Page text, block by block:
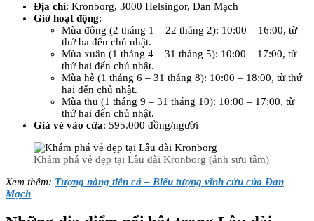
Địa chỉ: Kronborg, 3000 Helsingor, Đan Mạch
Giờ hoạt động:
Mùa đông (2 tháng 1 – 22 tháng 2): 10:00 – 16:00, từ
thứ ba đến chủ nhật.
Mùa xuân (1 tháng 4 – 31 tháng 5): 10:00 – 17:00, từ
thứ hai đến chủ nhật.
Mùa hè (1 tháng 6 – 31 tháng 8): 10:00 – 18:00, từ thứ
hai đến chủ nhật.
Mùa thu (1 tháng 9 – 31 tháng 10): 10:00 – 17:00, từ
thứ hai đến chủ nhật.
Giá vé vào cửa: 595.000 đồng/người
Khám phá vẻ đẹp tại Lâu đài Kronborg (ảnh sưu tầm)
Xem thêm: Tượng nàng tiên cá – Biểu tượng vĩnh cửu của Đan
Mạch